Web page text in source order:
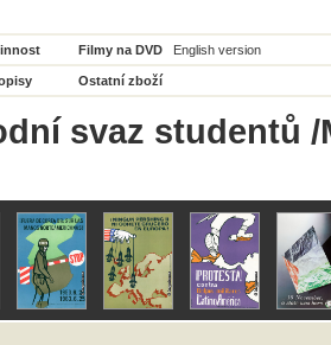
Filmy na DVD English version
Ostatní zboží
svaz studentů /